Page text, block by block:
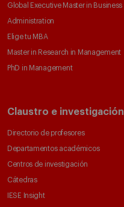
Global Executive Master in Business
Administration
Elige tu MBA
Master in Research in Management
PhD in Management
Claustro e investigación
Directorio de profesores
Departamentos académicos
Centros de investigación
Cátedras
IESE Insight